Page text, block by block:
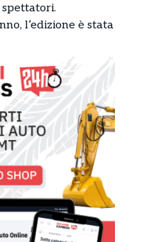
l’edizione è stata